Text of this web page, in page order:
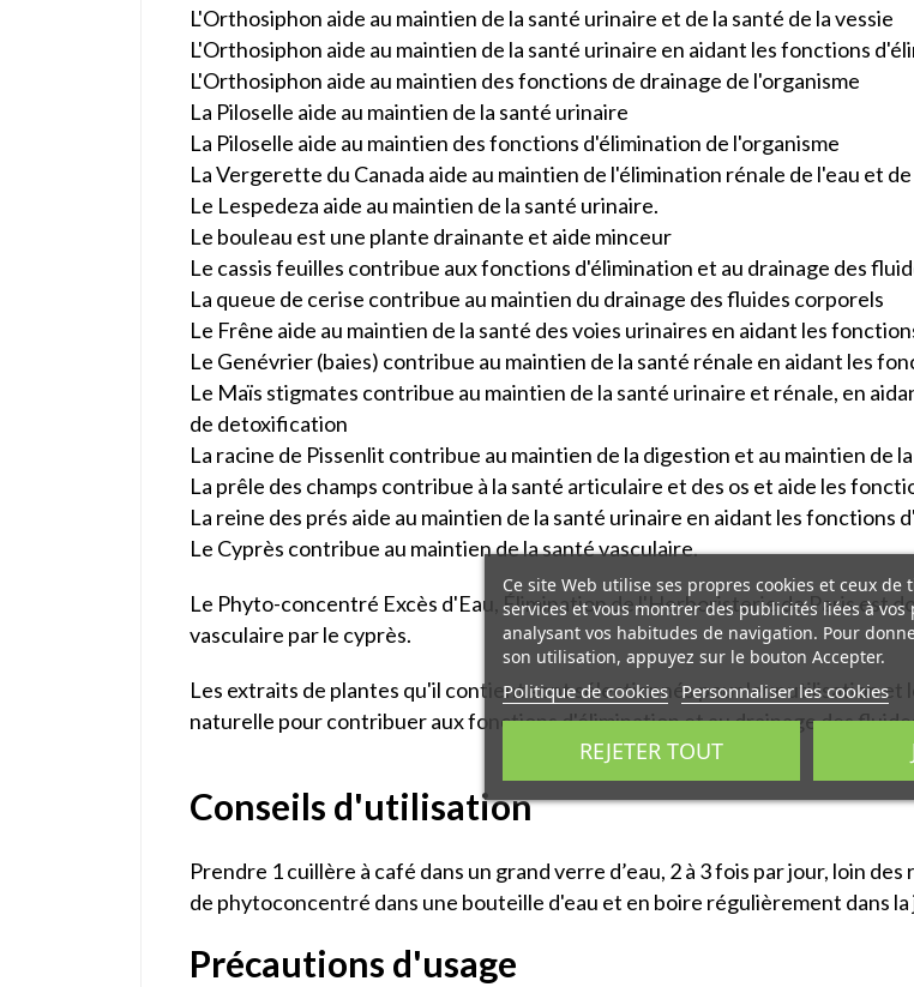
L'Orthosiphon aide au maintien de la santé urinaire et de la santé de la vessie
L'Orthosiphon aide au maintien de la santé urinaire en aidant les fonctions
L'Orthosiphon aide au maintien des fonctions de drainage de l'organisme
La Piloselle aide au maintien de la santé urinaire
La Piloselle aide au maintien des fonctions d'élimination de l'organisme
La Vergerette du Canada aide au maintien de l'élimination rénale de l'eau et
Le Lespedeza aide au maintien de la santé urinaire.
Le bouleau est une plante drainante et aide minceur
Le cassis feuilles contribue aux fonctions d'élimination et au drainage des
La queue de cerise contribue au maintien du drainage des fluides corporels
Le Frêne aide au maintien de la santé des voies urinaires en aidant les
Le Genévrier (baies) contribue au maintien de la santé rénale en aidant les
Le Maïs stigmates contribue au maintien de la santé urinaire et rénale, en
de detoxification
La racine de Pissenlit contribue au maintien de la digestion et au maintien de
La prêle des champs contribue à la santé articulaire et des os et aide les
La reine des prés aide au maintien de la santé urinaire en aidant les fonctions
Le Cyprès contribue au maintien de la santé vasculaire.
Le Phyto-concentré Excès d'Eau, Élimination de l'Herboristerie de Paris est
vasculaire par le cyprès.
Les extraits de plantes qu'il contient sont sélectionnés pour leur utilisation
naturelle pour contribuer aux fonctions d'élimination et au drainage des
Conseils d'utilisation
Prendre 1 cuillère à café dans un grand verre d’eau, 2 à 3 fois par jour, loin
de phytoconcentré dans une bouteille d'eau et en boire régulièrement dans
Précautions d'usage
Ce site Web utilise ses propres cookies et ceux
services et vous montrer des publicités liées à vos
analysant vos habitudes de navigation. Pour
son utilisation, appuyez sur le bouton Accepter.
Politique de cookies Personnaliser les cookies
REJETER TOUT